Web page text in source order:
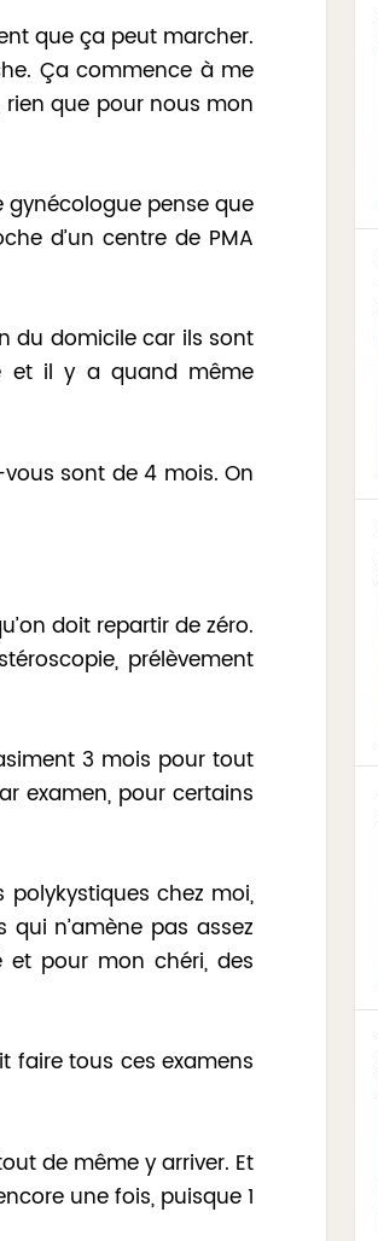
que ça peut marcher.
Ça commence à me
que pour nous mon
pense que
d’un centre de PMA
du domicile car ils sont
et il y a quand même
sont de 4 mois. On
doit repartir de zéro.
prélèvement
3 mois pour tout
examen, pour certains
chez moi,
n’amène pas assez
et pour mon chéri, des
faire tous ces examens
de même y arriver. Et
une fois, puisque 1